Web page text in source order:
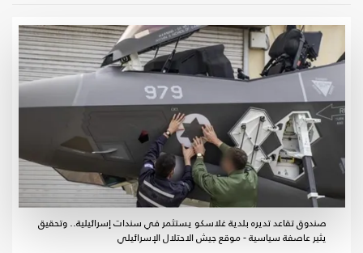
صندوق تقاعد تديره بلدية غلاسكو يستثمر في سندات إسرائيلية.. وتحقيق
يثير عاصفة سياسية - موقع جيش الاحتلال الإسرائيلي